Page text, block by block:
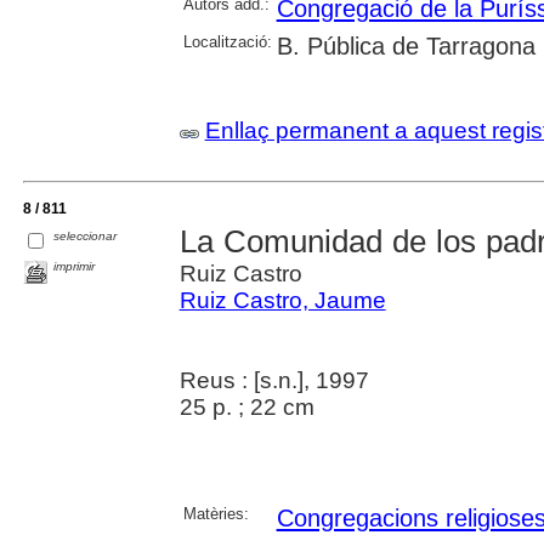
Autors add.: Congregació de la
Localització: B. Pública de Tarragona
Enllaç permanent a aquest
8 / 811
seleccionar
imprimir
La Comunidad de los
Ruiz Castro
Ruiz Castro, Jaume
Reus : [s.n.], 1997
25 p. ; 22 cm
Matèries: Congregacions